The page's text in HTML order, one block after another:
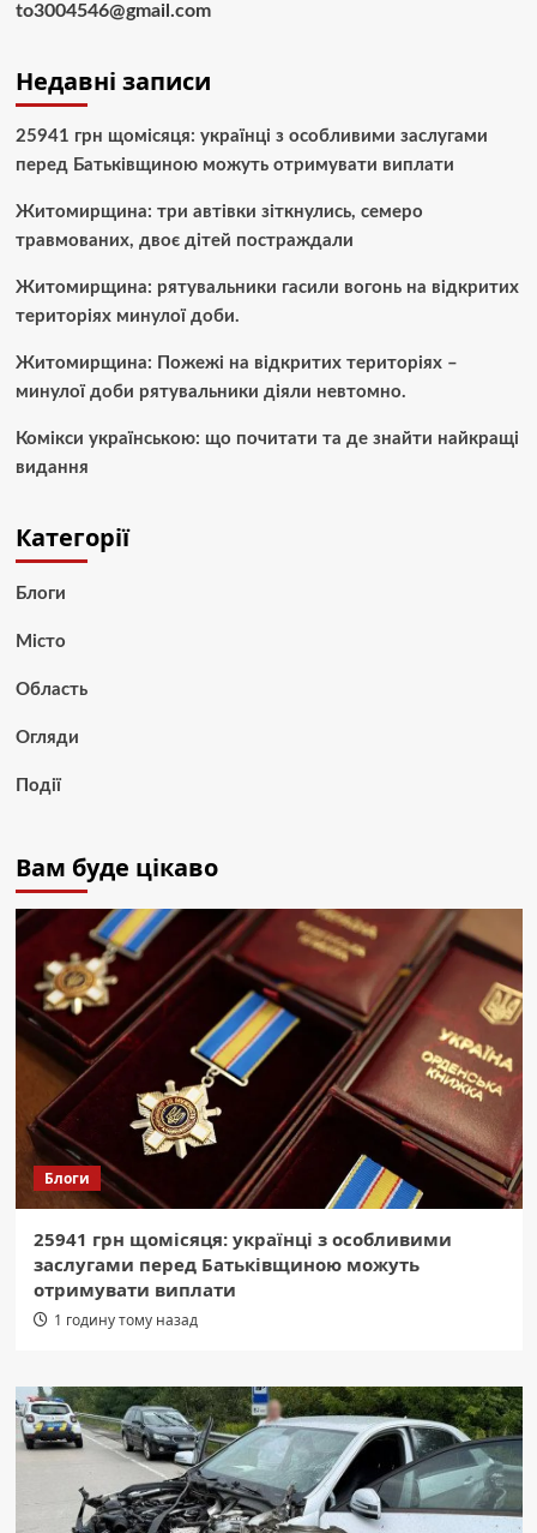
to3004546@gmail.com
Недавні записи
25941 грн щомісяця: українці з особливими заслугами
перед Батьківщиною можуть отримувати виплати
Житомирщина: три автівки зіткнулись, семеро
травмованих, двоє дітей постраждали
Житомирщина: рятувальники гасили вогонь на відкритих
територіях минулої доби.
Житомирщина: Пожежі на відкритих територіях –
минулої доби рятувальники діяли невтомно.
Комікси українською: що почитати та де знайти найкращі
видання
Категорії
Блоги
Місто
Область
Огляди
Події
Вам буде цікаво
Блоги
25941 грн щомісяця: українці з особливими
заслугами перед Батьківщиною можуть
отримувати виплати
1 годину тому назад